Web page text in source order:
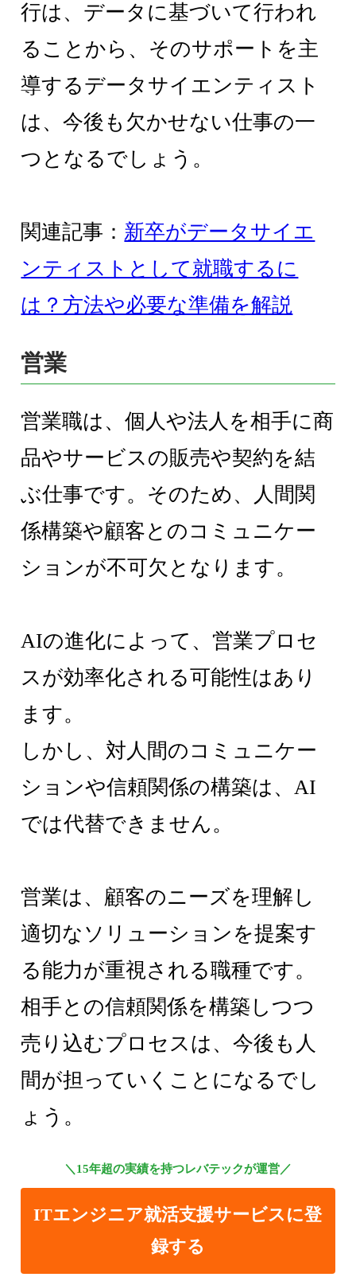
行は、データに基づいて行われ
ることから、そのサポートを主
導するデータサイエンティスト
は、今後も欠かせない仕事の一
つとなるでしょう。
関連記事： 新卒がデータサイエ
ンティストとして就職するに
は？方法や必要な準備を解説
営業
営業職は、個人や法人を相手に商
品やサービスの販売や契約を結
ぶ仕事です。そのため、人間関
係構築や顧客とのコミュニケー
ションが不可欠となります。
AIの進化によって、営業プロセ
スが効率化される可能性はあり
ます。
しかし、対人間のコミュニケー
ションや信頼関係の構築は、AI
では代替できません。
営業は、顧客のニーズを理解し
適切なソリューションを提案す
る能力が重視される職種です。
相手との信頼関係を構築しつつ
売り込むプロセスは、今後も人
間が担っていくことになるでし
ょう。
＼15年超の実績を持つレバテックが運営／
ITエンジニア就活支援サービスに登
録する